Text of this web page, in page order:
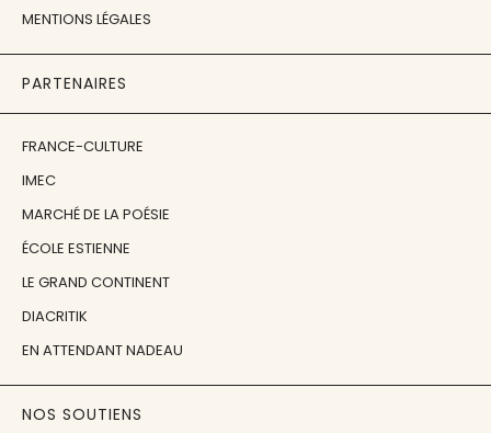
MENTIONS LÉGALES
PARTENAIRES
FRANCE-CULTURE
IMEC
MARCHÉ DE LA POÉSIE
ÉCOLE ESTIENNE
LE GRAND CONTINENT
DIACRITIK
EN ATTENDANT NADEAU
NOS SOUTIENS